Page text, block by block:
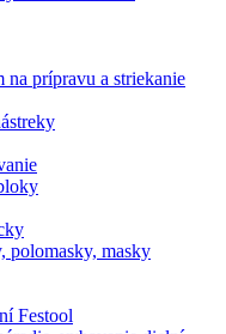
prípravu a striekanie
polomasky, masky
Festool